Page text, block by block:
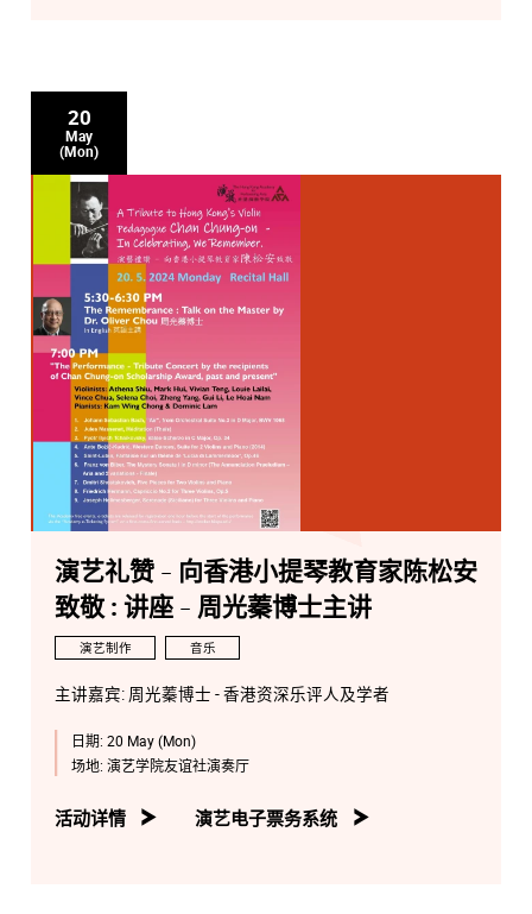
Three Violins, Op.5
(Siciliano) for Three Violins and Piano
Violinists: Athena Shiu, Mark Hui, Vivian Teng, Louie
Lailai, Vince Chua, Selena Choi, Zheng Yang, Gui Li, Le
Hoai Nam
Pianists: Kam Wing Chong & Dominic Lam
20
May
(Mon)
演艺礼赞 - 向香港小提琴教育家陈松安
致敬 : 讲座 - 周光蓁博士主讲
演艺制作 音乐
主讲嘉宾: 周光蓁博士 - 香港资深乐评人及学者
日期: 20 May (Mon)
场地: 演艺学院友谊社演奏厅
活动详情 演艺电子票务系统